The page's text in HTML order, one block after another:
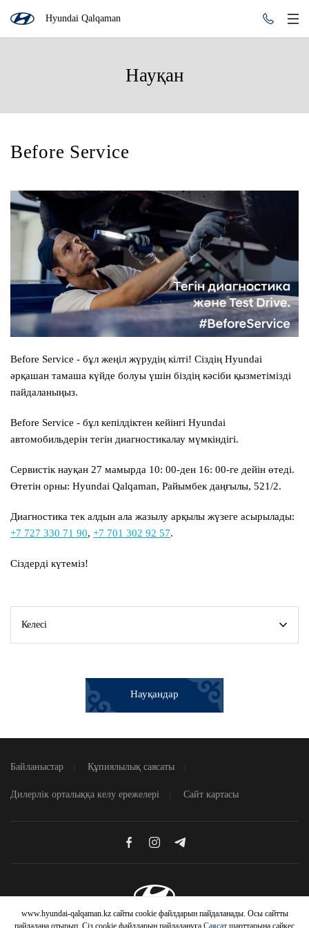
Hyundai Qalqaman
Науқан
Before Service
Before Service - бұл жеңіл жүрудің кілті! Сіздің Hyundai
әрқашан тамаша күйде болуы үшін біздің кәсіби қызметімізді
пайдаланыңыз.
Before Service - бұл кепілдіктен кейінгі Hyundai
автомобильдерін тегін диагностикалау мүмкіндігі.
Сервистік науқан 27 мамырда 10: 00-ден 16: 00-ге дейін өтеді.
Өтетін орны: Hyundai Qalqaman, Райымбек даңғылы, 521/2.
Диагностика тек алдын ала жазылу арқылы жүзеге асырылады:
+7 727 330 71 90, +7 701 302 92 57.
Сіздерді күтеміз!
Келесі
Науқандар
Байланыстар Құпиялылық саясаты
Дилерлік орталыққа келу ережелері Сайт картасы
© 2026 Hyundai Motor Company
www.hyundai-qalqaman.kz сайты cookie файлдарын пайдаланады. Осы сайтты
пайдалана отырып, Сіз cookie файлдарын пайдалануға Саясат шарттарына сәйкес